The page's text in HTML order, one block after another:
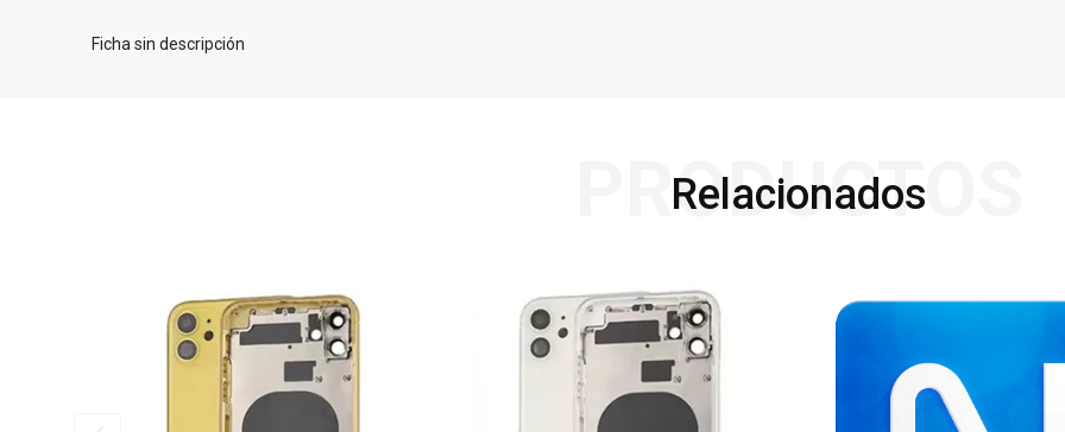
Ficha sin descripción
Relacionados
PRODUCTOS